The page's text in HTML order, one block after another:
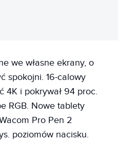
we własne ekrany, o
spokojni. 16-calowy
4K i pokrywał 94 proc.
RGB. Nowe tablety
Pro Pen 2
poziomów nacisku.